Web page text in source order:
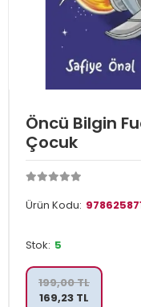
Öncü Bilgin
Çocuk
Ürün Kodu:
Stok: 5
199,00 TL
169,23 TL